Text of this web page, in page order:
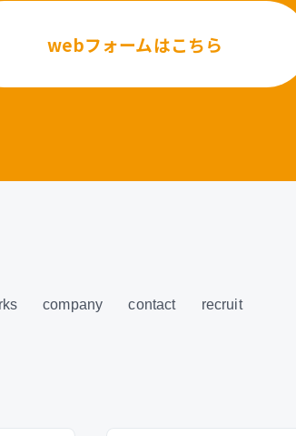
webフォームはこちら
company contact recruit